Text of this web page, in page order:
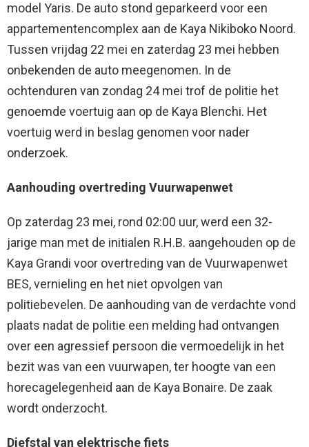
model Yaris. De auto stond geparkeerd voor een
appartementencomplex aan de Kaya Nikiboko Noord.
Tussen vrijdag 22 mei en zaterdag 23 mei hebben
onbekenden de auto meegenomen. In de
ochtenduren van zondag 24 mei trof de politie het
genoemde voertuig aan op de Kaya Blenchi. Het
voertuig werd in beslag genomen voor nader
onderzoek.
Aanhouding overtreding Vuurwapenwet
Op zaterdag 23 mei, rond 02:00 uur, werd een 32-
jarige man met de initialen R.H.B. aangehouden op de
Kaya Grandi voor overtreding van de Vuurwapenwet
BES, vernieling en het niet opvolgen van
politiebevelen. De aanhouding van de verdachte vond
plaats nadat de politie een melding had ontvangen
over een agressief persoon die vermoedelijk in het
bezit was van een vuurwapen, ter hoogte van een
horecagelegenheid aan de Kaya Bonaire. De zaak
wordt onderzocht.
Diefstal van elektrische fiets